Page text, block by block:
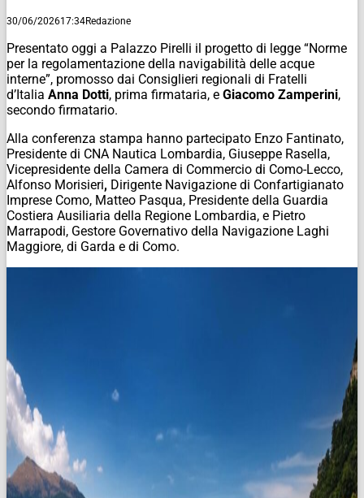
30/06/202617:34Redazione
Presentato oggi a Palazzo Pirelli il progetto di legge “Norme
per la regolamentazione della navigabilità delle acque
interne”, promosso dai Consiglieri regionali di Fratelli
d’Italia Anna Dotti, prima firmataria, e Giacomo Zamperini,
secondo firmatario.
Alla conferenza stampa hanno partecipato Enzo Fantinato,
Presidente di CNA Nautica Lombardia, Giuseppe Rasella,
Vicepresidente della Camera di Commercio di Como-Lecco,
Alfonso Morisieri, Dirigente Navigazione di Confartigianato
Imprese Como, Matteo Pasqua, Presidente della Guardia
Costiera Ausiliaria della Regione Lombardia, e Pietro
Marrapodi, Gestore Governativo della Navigazione Laghi
Maggiore, di Garda e di Como.